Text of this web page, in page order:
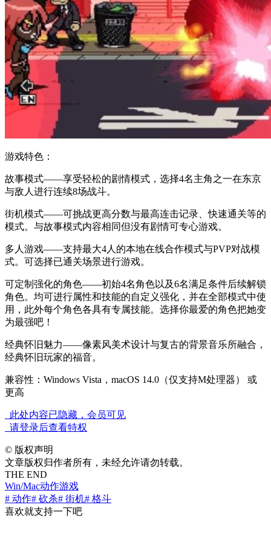
游戏特色：
故事模式——享受轻松的剧情模式，选择4名主角之一在东京
与敌人进行连续8场战斗。
街机模式——可挑战更高分数与最高连击记录、快速通关等的
模式。与故事模式内容相同但没有剧情可专心游戏。
多人游戏——支持最大4人的本地在线合作模式与PVP对战模
式。可选择已通关场景进行游戏。
可定制强化的角色——初始4名角色以及6名满足条件后续解锁
角色。均可进行属性和技能的自定义强化，并在全部模式中使
用，此外每个角色各具有专属技能。选择你最爱的角色把她变
为最强吧！
经典怀旧魅力——像素风美术设计与复古的背景音乐所融合，
经典怀旧玩家的福音。
兼容性：Windows Vista，macOS 14.0（仅支持M处理器） 或
更高
此处内容已隐藏，会员可见
请登录后查看特权
© 版权声明
文章版权归作者所有，未经允许请勿转载。
THE END
Win/Mac动作游戏
# 动作# 砍杀# 街机# 格斗
喜欢就支持一下吧